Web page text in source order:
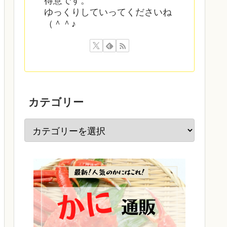
ゆっくりしていってくださいね
（＾＾♪
カテゴリー